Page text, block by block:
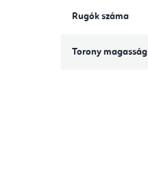
Rugók száma
Torony magasság